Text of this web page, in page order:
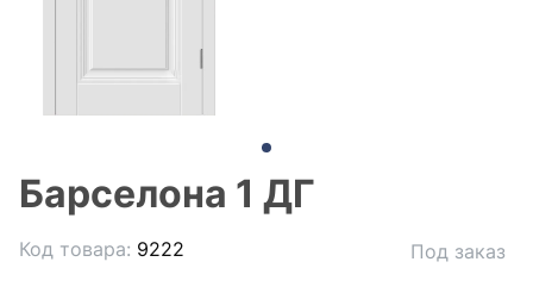
Барселона 1 ДГ
Код товара: 9222 Под заказ